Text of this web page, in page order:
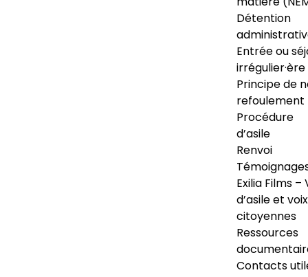
Détention
Entrée ou
irrégulier·ère
Principe de
refoulement
Procédure
d’asile
Renvoi
Exilia Films –
d’asile et voix
citoyennes
Ressources
Contacts